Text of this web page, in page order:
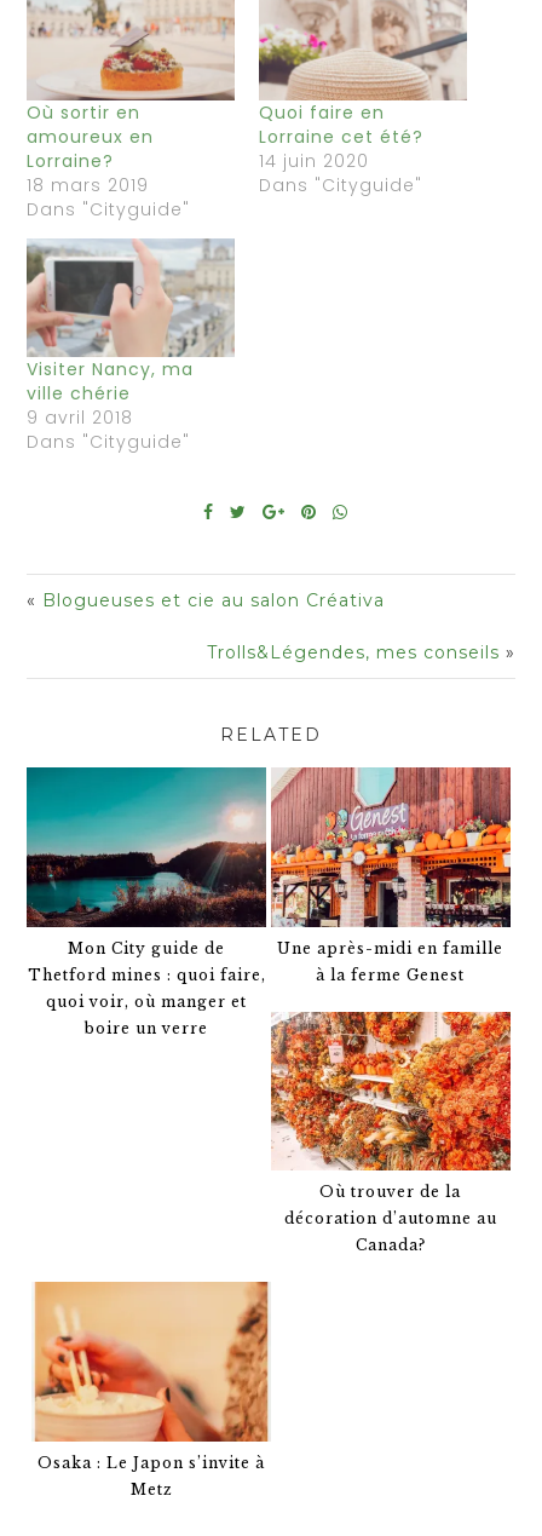
Où sortir en
amoureux en
Lorraine?
18 mars 2019
Dans "Cityguide"
Quoi faire en
Lorraine cet été?
14 juin 2020
Dans "Cityguide"
Visiter Nancy, ma
ville chérie
9 avril 2018
Dans "Cityguide"
« Blogueuses et cie au salon Créativa
Trolls&Légendes, mes conseils »
RELATED
Mon City guide de
Thetford mines : quoi faire,
quoi voir, où manger et
boire un verre
Une après-midi en famille
à la ferme Genest
Où trouver de la
décoration d’automne au
Canada?
Osaka : Le Japon s’invite à
Metz